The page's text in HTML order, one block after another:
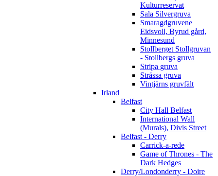
Kulturreservat
Sala Silvergruva
Smaragdgruvene
Eidsvoll, Byrud gård,
Minnesund
Stollberget Stollgruvan
- Stollbergs gruva
Stripa gruva
Stråssa gruva
Vintjärns gruvfält
Irland
Belfast
City Hall Belfast
International Wall
(Murals), Divis Street
Belfast - Derry
Carrick-a-rede
Game of Thrones - The
Dark Hedges
Derry/Londonderry - Doire